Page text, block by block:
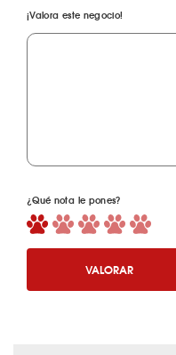
¡Valora este negocio!
¿Qué nota le pones?
VALORAR